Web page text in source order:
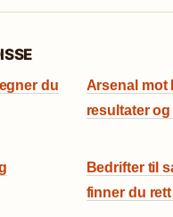
du
Arsenal mot
resultater
Bedrifter til
finner du